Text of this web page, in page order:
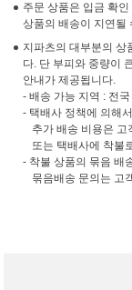
주문 상품은 입금 확
상품의 배송이 지연될
지파츠의 대부분의 상
다. 단 부피와 중량이
안내가 제공됩니다.
- 배송 가능 지역 : 전국
- 택배사 정책에 의해
추가 배송 비용은 고
또는 택배사에 착불
- 착불 상품의 묶음 배
묶음배송 문의는 고